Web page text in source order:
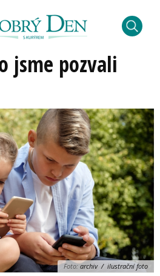
jsme pozvali
Foto:archiv / ilustrační foto